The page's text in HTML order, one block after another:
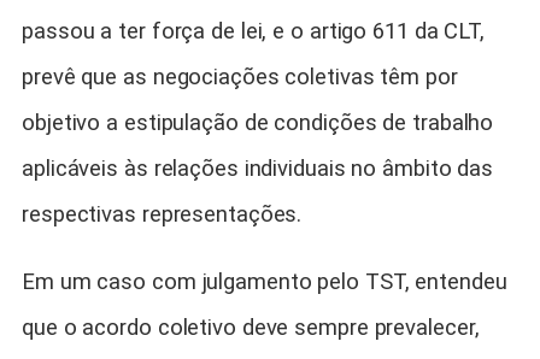
passou a ter força de lei, e o artigo 611 da CLT,
prevê que as negociações coletivas têm por
objetivo a estipulação de condições de trabalho
aplicáveis às relações individuais no âmbito das
respectivas representações.
Em um caso com julgamento pelo TST, entendeu
que o acordo coletivo deve sempre prevalecer,